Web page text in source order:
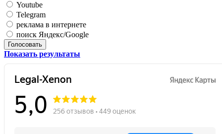
Youtube
Telegram
реклама в интернете
поиск Яндекс/Google
Голосовать
Показать результаты